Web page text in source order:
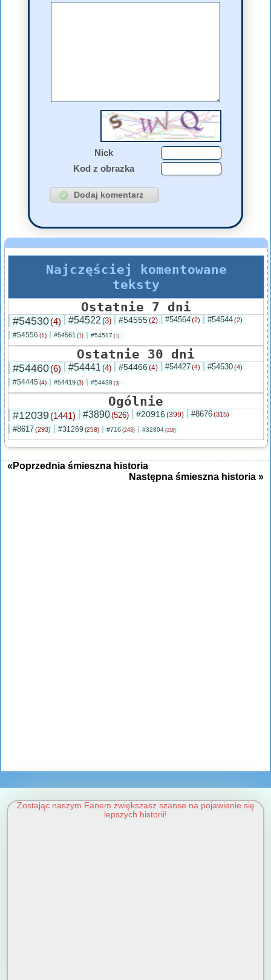
Nick
Kod z obrazka
Najczęściej komentowane
teksty
Ostatnie 7 dni
#54530(4) #54522 (3) #54555(2) #54564(2) #54544(2)
#54556 (1) #54561 (1) #54517 (1)
Ostatnie 30 dni
#54460(6) #54441 (4) #54466 (4) #54427(4) #54530(4)
#54445 (4) #54419 (3) #54438 (3)
Ogólnie
#12039(1441) #3890(526) #20916 (399) #8676(315)
#8617(293) #31269 (258) #716 (243) #32804 (216)
«Poprzednia śmieszna historia
Następna śmieszna historia »
Zostając naszym Fanem zwiększasz szanse na pojawienie się
lepszych historii!